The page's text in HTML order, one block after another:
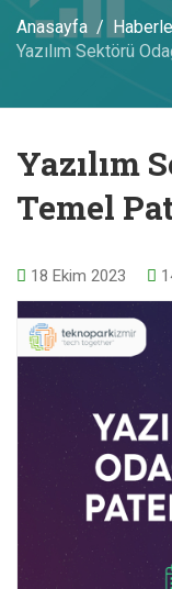
Anasayfa
Yazılım Sektörü
Yazılım
Temel
18 Ekim 2023